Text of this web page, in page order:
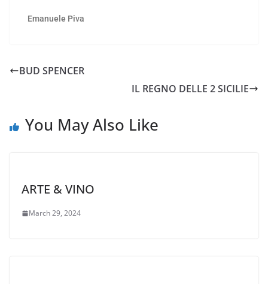
Emanuele Piva
BUD SPENCER
IL REGNO DELLE 2 SICILIE
You May Also Like
ARTE & VINO
March 29, 2024